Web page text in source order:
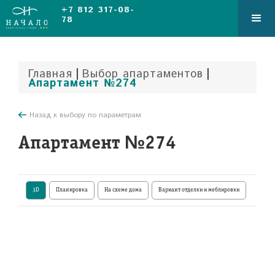
+7 812 317-08-
78
Главная | Выбор апартаментов |
Апартамент №274
Назад к выбору по параметрам
Апартамент №274
3D Планировка На схеме дома Вариант отделки и меблировки